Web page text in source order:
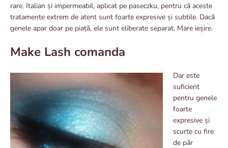
rare. Italian și impermeabil, aplicat pe paseczku, pentru că aceste
tratamente extrem de atent sunt foarte expresive și subtile. Dacă
genele apar doar pe piață, ele sunt eliberate separat. Mare ieșire.
Make Lash comanda
Dar este
suficient
pentru genele
foarte
expresive și
scurte cu fire
de păr